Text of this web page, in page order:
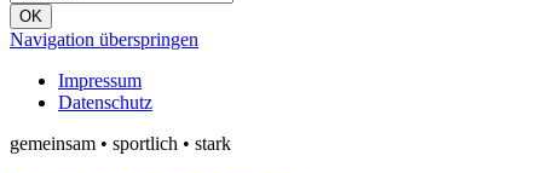
OK
Navigation überspringen
Impressum
Datenschutz
gemeinsam • sportlich • stark